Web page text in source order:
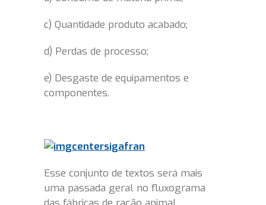
c) Quantidade produto acabado;
d) Perdas de processo;
e) Desgaste de equipamentos e
componentes.
Esse conjunto de textos será mais
uma passada geral no fluxograma